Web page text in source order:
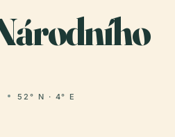
52° N · 4° E